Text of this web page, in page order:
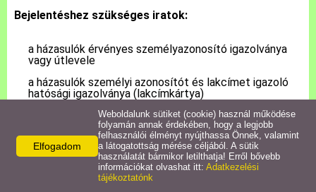
E-ügyintézés
Anyakönyvi ügyek
Rendeletek,
Dokumentumok
Álláspályázat
Bejelentéshez szükséges iratok:
a házasulók érvényes személyazonosító igazolványa
vagy útlevele
a házasulók személyi azonosítót és lakcímet igazoló
hatósági igazolványa (lakcímkártya)
a házasulók születési anyakönyvi kivonata (kivéve, ha
már az EAK-ban szerepel)
családi állapot igazoláshajadon, nőtlen családi állapot
igazolására nem kell okiratot bemutatni, annak
ellenőrzése az anyakönyvvezető által történik a
személyi adat- és lakcímnyilvántartásban
Elfogadom
Weboldalunk sütiket (cookie) használ működése
folyamán annak érdekében, hogy a legjobb
felhasználói élményt nyújthassa Önnek, valamint
a látogatottság mérése céljából. A sütik
használatát bármikor letilthatja! Erről bővebb
információkat olvashat itt: Adatkezelési
tájékoztatónk